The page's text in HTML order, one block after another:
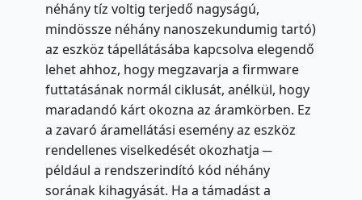
néhány tíz voltig terjedő nagyságú,
mindössze néhány nanoszekundumig tartó)
az eszköz tápellátásába kapcsolva elegendő
lehet ahhoz, hogy megzavarja a firmware
futtatásának normál ciklusát, anélkül, hogy
maradandó kárt okozna az áramkörben. Ez
a zavaró áramellátási esemény az eszköz
rendellenes viselkedését okozhatja ─
például a rendszerindító kód néhány
sorának kihagyását. Ha a támadást a